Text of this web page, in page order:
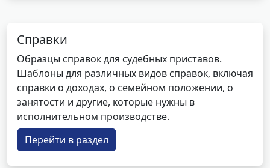
Справки
Образцы справок для судебных приставов.
Шаблоны для различных видов справок, включая
справки о доходах, о семейном положении, о
занятости и другие, которые нужны в
исполнительном производстве.
Перейти в раздел